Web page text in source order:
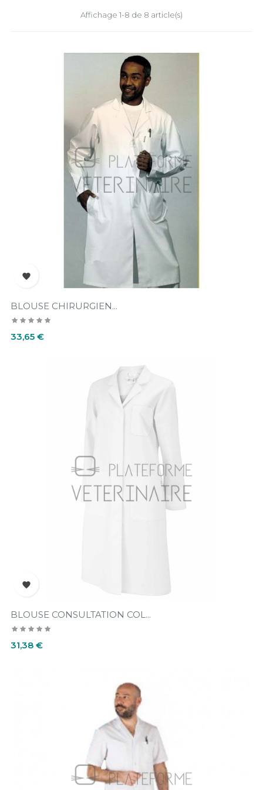
Affichage 1-8 de 8 article(s)

BLOUSE CHIRURGIEN...
Prix
33,65 €

BLOUSE CONSULTATION COL...
Prix
31,38 €